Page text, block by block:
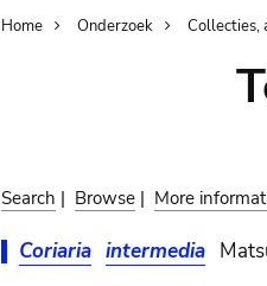
Breadcrumb
Home Onderzoek Collecties,
Search | Browse | More
Coriaria intermedia